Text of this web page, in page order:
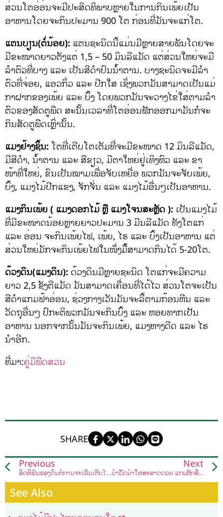
ສ່ວນໂຕອ່ອນຈະມີປະສິດທິພາບຫຼາຍໃນການກິນເພ້ຍເປັນ
ອາຫານໂດຍຈະກິນປະມານ 900 ໂຕ ກ່ອນທີ່ມັນຈະແກ່ໂຕ.
ແຕນບຽນ(ຕໍ່ນ້ອຍ): ແຕນຊະນິດນີ້ແມ່ນມີຫຼາຍສາຍພັນໂດຍຈະ
ມີຂະໜາດຍາວຕັງແຕ່ 1,5 – 50 ມິນລີແມັດ ແຕ່ສ່ວນໃຫຍ່ຈະມີ
ລຳຕົວທີ່ບາງ ແລະ ເປັນສີດຳປົນນ້ຳຕານ. ບາງຊະນິດຈະມີລຳ
ຕົວທີ່ຈ່ອຍ, ແອວກິ່ວ ແລະ ປີກໃສ ເຊິ່ງພວກມັນສາມາດເປັນແມ່
ກາຝາກຂອງເພ້ຍ ແລະ ບົ້ງ ໂດຍພວກມັນຈະວາງໄຂ່ໃສ່ຕາມລຳ
ຕົວຂອງສັດຕູພືດ ສະນັ້ນເວລາທີ່ໂຕອ່ອນຟັກອອກມາມັນກໍຈະ
ກິນສັດຕູພືດເຫຼົ່ານັ້ນ.
ແມງຢ້າງຊິ້ນ: ໂຕທີ່ເຕີບໂຕເຕັມທີ່ຈະມີຂະໜາດ 12 ມິນລີແມັດ,
ມີສີດຳ, ນ້ຳຕານ ແລະ ສີຂຽວ, ມີຕາໃຫຍ່ຢູ່ເທິງຫົວ ແລະ ຂາ
ໜ້າທີ່ໃຫຍ່, ຂົນເປັນໝາມເພື່ອຈັບເຫຍື່ອ ພວກມັນຈະຈັບເພ້ຍ,
ບົ້ງ, ແມງໄມ້ປີກແຂງ, ຈັກຈັ່ນ ແລະ ແມງໄມ້ອື່ນໆເປັນອາຫານ.
ແມງກິນເພ້ຍ ( ແມງດອກໄມ້ ຫຼື ແມງໂຈນສະຫຼັດ ): ເປັນແມງໄມ້
ທີ່ມີຂະໜາດນ້ອຍຫຼາຍຍາວປະມານ 3 ມີນລີແມັດ ທັງໂຕແກ່
ແລະ ອ່ອນ ຈະກິນເພ້ຍໄຟ, ເພ້ຍ, ໄຮ ແລະ ບົ້ງເປັນອາຫານ ແຕ່
ສ່ວນໃຫຍ່ມັກຈະກິນເພ້ຍໄຟໃນໜຶ່ງມື້້ສາມາດກິນໄດ້ 5-20ໂຕ.
ດ້ວງດິນ(ແມງດິນ): ດ້ວງດິນມີຫຼາຍຊະນິດ ໂຕແກ່ຈະມີຄວາມ
ຍາວ 2,5 ຊັງຕີແມັດ ມັນສາມາດເຄື່ອນທີ່ໄດ້ໄວ ສ່ວນໂຕຈະເປັນ
ສີດຳແກມຟ້າອ່ອນ, ຊ່ວງກາງເວັນມັນຈະລີ້ຕາມກ້ອນຫີນ ແລະ
ວັດຖຸອື່ນໆ ປົກະຕິພວກມັນຈະກິນບົ້ງ ແລະ ຫອຍທາກເປັນ
ອາຫານ ນອກຈາກນັ້ນມັນຈະກິນເພ້ຍ, ແມງຫາງດີດ ແລະ ໄຮ
ນຳອີກ.
ທີ່ມາ:ຄູ່ມືພືດສວນ
SHARE
Previous
ອິດທິພົນຂອງດິນຕໍ່ການຈະເລີນເຕີບໂຕຂອງພືດ
Next
ບຳບັັັັດນ້ຳໃຫ້ສະອາດດ້ວຍ ແກ່ນຜັກອີ່ຮຸມ
See Also